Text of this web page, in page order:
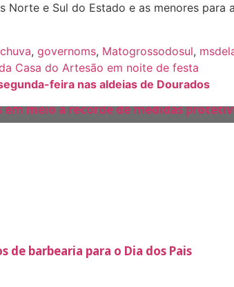
Norte e Sul do Estado e as menores
chuva, governoms, Matogrossodosul,
Casa do Artesão em noite de festa
feira nas aldeias de Dourados
em meio a recorde de medidas
barbearia para o Dia dos Pais